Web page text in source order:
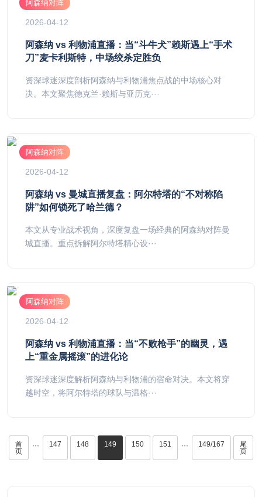
阿森纳对阵
2026-04-12
阿森纳 vs 利物浦直播：当“斗牛犬”赖斯遇上“手术
刀”麦卡利斯特，中场绞杀定胜负
资深球迷深度剖析阿森纳与利物浦焦点战的中场核心对
决。本文聚焦德克兰·赖斯与亚历克···
阿森纳对阵
2026-04-12
阿森纳 vs 曼城直播复盘：阿尔特塔的“不对称陷
阱”如何锁死了哈兰德？
本文从专业战术视角，深度复盘一场经典的阿森纳对阵曼
城直播。重点拆解阿尔特塔精心设···
阿森纳对阵
2026-04-12
阿森纳 vs 利物浦直播：当“不败枪手”的幽灵，遇
上“重金属摇滚”的进化论
资深球迷深度解析阿森纳与利物浦的宿命对决。本文将穿
越时空，将阿尔特塔的球队与温格···
首
页
··· 147 148 149 150 151 ··· 149/167
尾
页